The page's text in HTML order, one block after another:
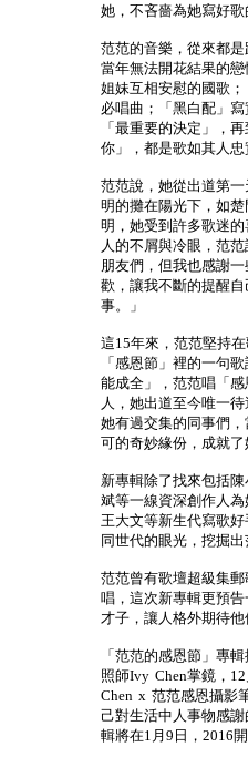
她，不吝嗇為她寫好
范范的音樂，從來都
當年無法開花結果的
姐妹互相安慰的國歌
必唱曲；「黑白配」
「最重要的決定」，
你」，都是歌如其人
范范說，她從出道第
明的攤在陽光下，如
明，她受到許多歌迷
人的不屑與冷眼，范
朋友們，但我也感謝
歡，讓我不斷的提醒
事。」
這15年來，范范堅持
「感恩節」裡的一句
能成全」，范范唱「
人，她出道至今唯一
她有過交集的同事們
可的奇妙緣份，成就
新專輯除了找來包括
斌等一線資深創作人
王大文等新生代寫歌
同世代的眼光，挖掘
范范曾有歌壇超級集
唱，這次新專輯更預
才子，讓人格外期待
「范范的感恩節」專
照師Ivy Chen掌鏡，
Chen x 范范感恩攝影
己對生活中人事物感
輯將在1月9日，2016